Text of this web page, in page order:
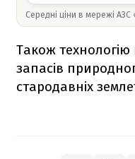
Середні ціни в мережі АЗС
Також
запасів
стародавніх